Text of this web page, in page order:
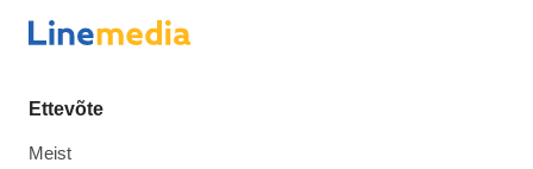
Ettevõte
Meist